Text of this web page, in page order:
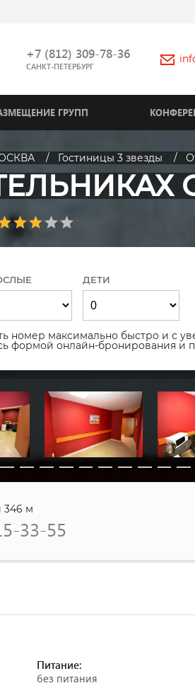
+7 (812) 309-78-36
САНКТ-ПЕТЕРБУРГ
ГРУПП
Гостиницы 3 звезды
ДЕТИ
номер максимально быстро и с
формой онлайн-бронирования и
346 м
33-55
Питание:
без питания